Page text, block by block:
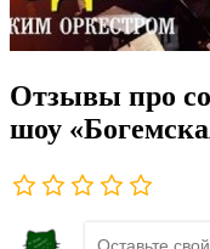
Отзывы про
шоу